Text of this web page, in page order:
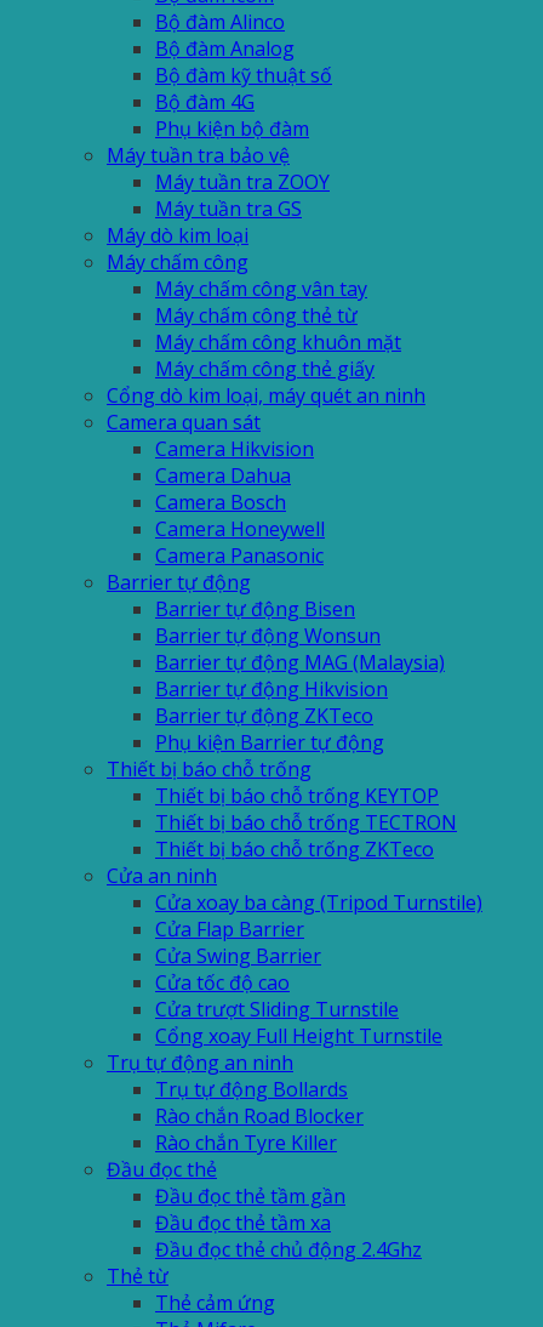
Bộ đàm Alinco
Bộ đàm Analog
Bộ đàm kỹ thuật số
Bộ đàm 4G
Phụ kiện bộ đàm
Máy tuần tra bảo vệ
Máy tuần tra ZOOY
Máy tuần tra GS
Máy dò kim loại
Máy chấm công
Máy chấm công vân tay
Máy chấm công thẻ từ
Máy chấm công khuôn mặt
Máy chấm công thẻ giấy
Cổng dò kim loại, máy quét an ninh
Camera quan sát
Camera Hikvision
Camera Dahua
Camera Bosch
Camera Honeywell
Camera Panasonic
Barrier tự động
Barrier tự động Bisen
Barrier tự động Wonsun
Barrier tự động MAG (Malaysia)
Barrier tự động Hikvision
Barrier tự động ZKTeco
Phụ kiện Barrier tự động
Thiết bị báo chỗ trống
Thiết bị báo chỗ trống KEYTOP
Thiết bị báo chỗ trống TECTRON
Thiết bị báo chỗ trống ZKTeco
Cửa an ninh
Cửa xoay ba càng (Tripod Turnstile)
Cửa Flap Barrier
Cửa Swing Barrier
Cửa tốc độ cao
Cửa trượt Sliding Turnstile
Cổng xoay Full Height Turnstile
Trụ tự động an ninh
Trụ tự động Bollards
Rào chắn Road Blocker
Rào chắn Tyre Killer
Đầu đọc thẻ
Đầu đọc thẻ tầm gần
Đầu đọc thẻ tầm xa
Đầu đọc thẻ chủ động 2.4Ghz
Thẻ từ
Thẻ cảm ứng